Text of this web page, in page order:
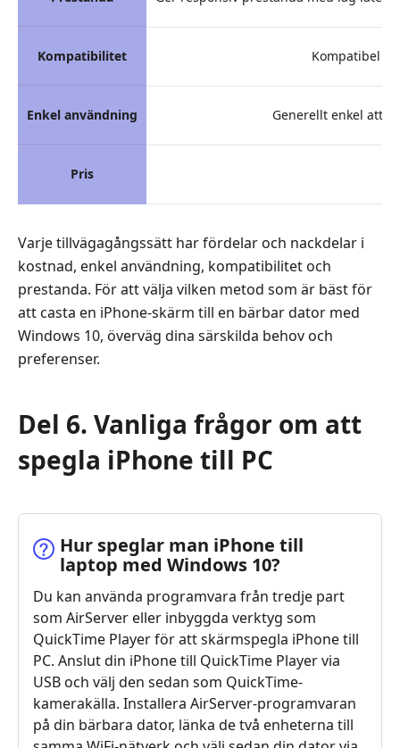
Kompatibilitet
Enkel användning
Pris
Kompatibel
Generellt enkel att
Varje tillvägagångssätt har fördelar och nackdelar i
kostnad, enkel användning, kompatibilitet och
prestanda. För att välja vilken metod som är bäst för
att casta en iPhone-skärm till en bärbar dator med
Windows 10, överväg dina särskilda behov och
preferenser.
Del 6. Vanliga frågor om att
spegla iPhone till PC
Hur speglar man iPhone till
laptop med Windows 10?
Du kan använda programvara från tredje part
som AirServer eller inbyggda verktyg som
QuickTime Player för att skärmspegla iPhone till
PC. Anslut din iPhone till QuickTime Player via
USB och välj den sedan som QuickTime-
kamerakälla. Installera AirServer-programvaran
på din bärbara dator, länka de två enheterna till